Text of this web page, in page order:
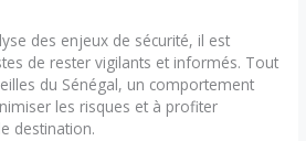
des enjeux de sécurité, il est
de rester vigilants et informés. Tout
du Sénégal, un comportement
les risques et à profiter
destination.